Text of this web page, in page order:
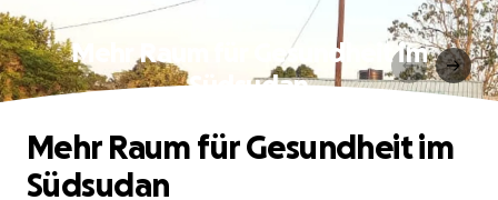
Mehr Raum für Gesundheit im
Südsudan
Mehr Raum für Gesundheit im
Südsudan